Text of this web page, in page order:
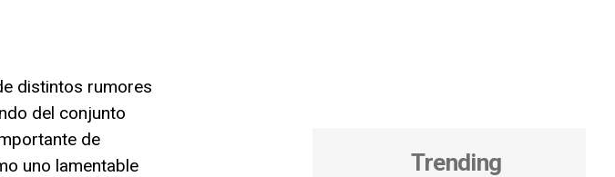
distintos rumores
del conjunto
de
uno lamentable
Trending